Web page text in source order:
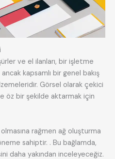
ve el ilanları, bir işletme
kapsamlı bir genel bakış
Görsel olarak çekici
öz bir şekilde aktarmak için
rağmen ağ oluşturma
sahiptir. . Bu bağlamda,
daha yakından inceleyeceğiz.